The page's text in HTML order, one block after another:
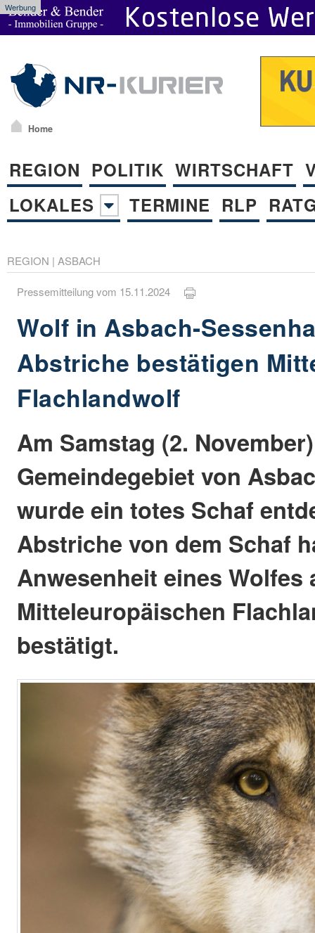
Werbung
Home
REGION POLITIK WIRTSCHAFT
LOKALES
TERMINE RLP
REGION | ASBACH
Pressemitteilung vom 15.11.2024
Wolf in Asbach-
Abstriche bestätigen
Flachlandwolf
Am Samstag (2.
Gemeindegebiet von
wurde ein totes Schaf
Abstriche von dem Schaf
Anwesenheit eines Wolfes
Mitteleuropäischen
bestätigt.